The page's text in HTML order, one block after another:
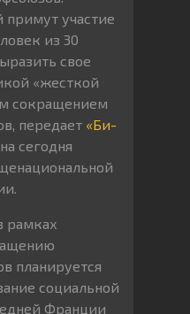
примут участие
из 30
свое
«жесткой
сокращением
передает «Би-
сегодня
рамках
планируется
социальной
Франции